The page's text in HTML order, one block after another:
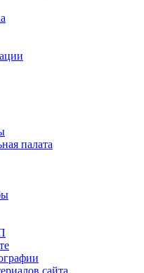
палата